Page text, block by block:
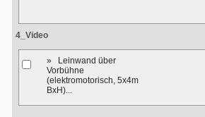
4_Video
» Leinwand über
Vorbühne
(elektromotorisch, 5x4m
BxH)...